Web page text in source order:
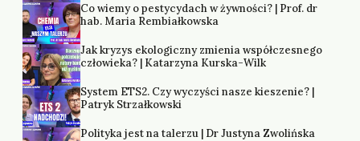
Co wiemy o pestycydach w żywności? | Prof. dr
hab. Maria Rembiałkowska
Jak kryzys ekologiczny zmienia współczesnego
człowieka? | Katarzyna Kurska-Wilk
System ETS2. Czy wyczyści nasze kieszenie? |
Patryk Strzałkowski
Polityka jest na talerzu | Dr Justyna Zwolińska